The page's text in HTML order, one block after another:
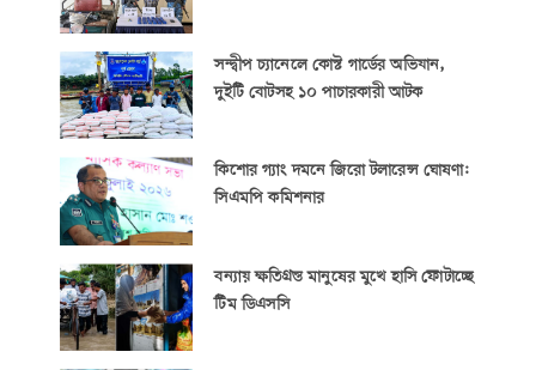
সন্দ্বীপ চ্যানেলে কোস্ট গার্ডের অভিযান,
দুইটি বোটসহ ১০ পাচারকারী আটক
কিশোর গ্যাং দমনে জিরো টলারেন্স ঘোষণা:
সিএমপি কমিশনার
বন্যায় ক্ষতিগ্রস্ত মানুষের মুখে হাসি ফোটাচ্ছে
টিম ডিএসসি